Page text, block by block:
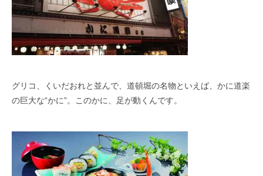
グリコ、くいだおれと並んで、道頓堀の名物といえば、かに道楽
の巨大な“かに”。このかに、足が動くんです。